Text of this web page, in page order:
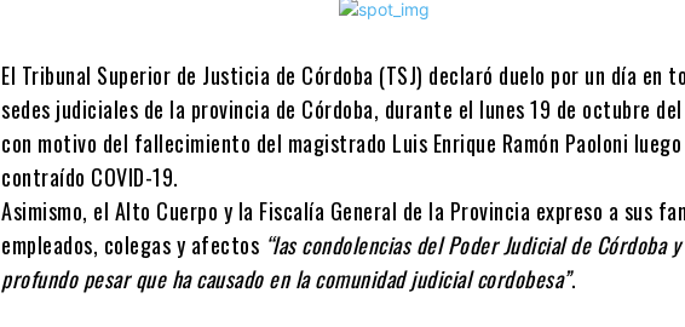
El Tribunal Superior de Justicia de Córdoba (TSJ) declaró duelo por un día en
sedes judiciales de la provincia de Córdoba, durante el lunes 19 de octubre
con motivo del fallecimiento del magistrado Luis Enrique Ramón Paoloni
contraído COVID-19.
Asimismo, el Alto Cuerpo y la Fiscalía General de la Provincia expreso a sus
empleados, colegas y afectos “las condolencias del Poder Judicial de Córdoba
profundo pesar que ha causado en la comunidad judicial cordobesa”.